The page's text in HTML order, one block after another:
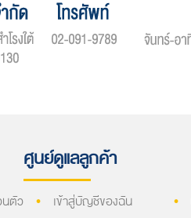
นตัว
ศูนย์ดูแลลูกค้า
เข้าสู่บัญชีของฉัน